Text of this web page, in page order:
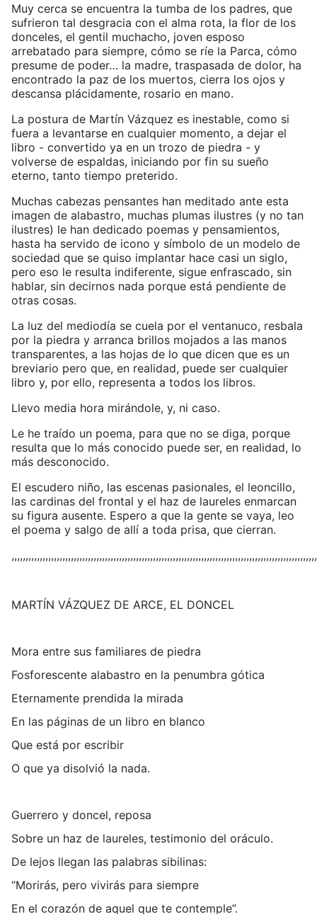
Muy cerca se encuentra la tumba de los padres, que
sufrieron tal desgracia con el alma rota, la flor de los
donceles, el gentil muchacho, joven esposo
arrebatado para siempre, cómo se ríe la Parca, cómo
presume de poder… la madre, traspasada de dolor, ha
encontrado la paz de los muertos, cierra los ojos y
descansa plácidamente, rosario en mano.
La postura de Martín Vázquez es inestable, como si
fuera a levantarse en cualquier momento, a dejar el
libro - convertido ya en un trozo de piedra - y
volverse de espaldas, iniciando por fin su sueño
eterno, tanto tiempo preterido.
Muchas cabezas pensantes han meditado ante esta
imagen de alabastro, muchas plumas ilustres (y no tan
ilustres) le han dedicado poemas y pensamientos,
hasta ha servido de icono y símbolo de un modelo de
sociedad que se quiso implantar hace casi un siglo,
pero eso le resulta indiferente, sigue enfrascado, sin
hablar, sin decirnos nada porque está pendiente de
otras cosas.
La luz del mediodía se cuela por el ventanuco, resbala
por la piedra y arranca brillos mojados a las manos
transparentes, a las hojas de lo que dicen que es un
breviario pero que, en realidad, puede ser cualquier
libro y, por ello, representa a todos los libros.
Llevo media hora mirándole, y, ni caso.
Le he traído un poema, para que no se diga, porque
resulta que lo más conocido puede ser, en realidad, lo
más desconocido.
El escudero niño, las escenas pasionales, el leoncillo,
las cardinas del frontal y el haz de laureles enmarcan
su figura ausente. Espero a que la gente se vaya, leo
el poema y salgo de allí a toda prisa, que cierran.
MARTÍN VÁZQUEZ DE ARCE, EL DONCEL
Mora entre sus familiares de piedra
Fosforescente alabastro en la penumbra gótica
Eternamente prendida la mirada
En las páginas de un libro en blanco
Que está por escribir
O que ya disolvió la nada.
Guerrero y doncel, reposa
Sobre un haz de laureles, testimonio del oráculo.
De lejos llegan las palabras sibilinas:
“Morirás, pero vivirás para siempre
En el corazón de aquel que te contemple”.